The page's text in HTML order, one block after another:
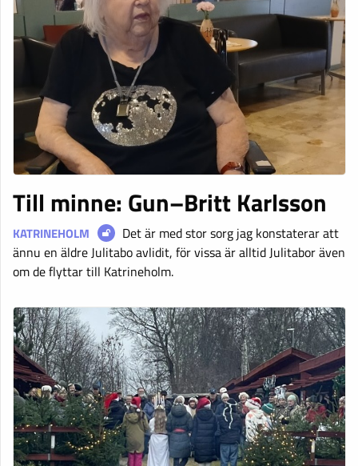
Till minne: Gun–Britt Karlsson
KATRINEHOLM
Det är med stor sorg jag konstaterar att
ännu en äldre Julitabo avlidit, för vissa är alltid Julitabor även
om de flyttar till Katrineholm.